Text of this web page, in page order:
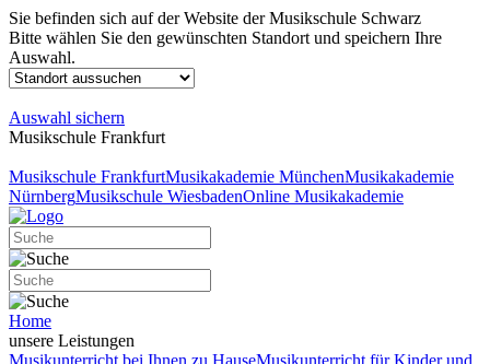
Sie befinden sich auf der Website der Musikschule Schwarz
Bitte wählen Sie den gewünschten Standort und speichern Ihre
Auswahl.
Auswahl sichern
Musikschule Frankfurt
Musikschule FrankfurtMusikakademie MünchenMusikakademie
NürnbergMusikschule WiesbadenOnline Musikakademie
Home
unsere Leistungen
Musikunterricht bei Ihnen zu HauseMusikunterricht für Kinder und